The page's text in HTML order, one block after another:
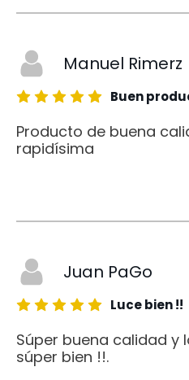
Manuel Rimerz
Buen
Producto de buena
rapidísima
Juan PaGo
Luce bien !!
Súper buena calidad y
súper bien !!.